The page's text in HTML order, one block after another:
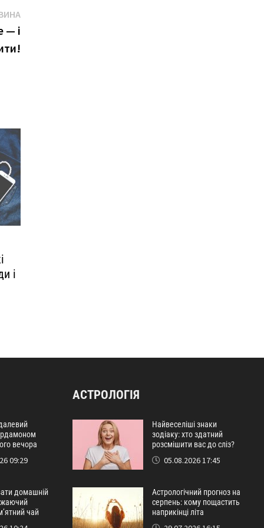
Наступна
новина
— і
і
вечора
09:29
домашній
чай
АСТРОЛОГІЯ
Найвеселіші знаки
зодіаку: хто здатний
розсмішити вас до сліз?
05.08.2026 17:45
Астрологічний прогноз на
серпень: кому пощастить
наприкінці літа